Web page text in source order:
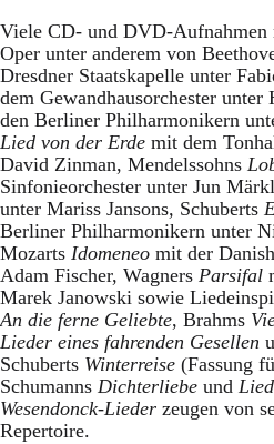
Viele CD- und DVD-
Oper unter anderem von
Dresdner Staatskapelle unter
dem Gewandhausorchester
den Berliner Philharmonikern
Lied von der Erde mit dem
David Zinman, Mendelssohns
Sinfonieorchester unter Jun
unter Mariss Jansons, Schuberts
Berliner Philharmonikern unter
Mozarts Idomeneo mit der
Adam Fischer, Wagners Parsifal
Marek Janowski sowie
An die ferne Geliebte, Brahms
Lieder eines fahrenden Gesellen
Schuberts Winterreise (Fassung
Schumanns Dichterliebe und
Wesendonck-Lieder zeugen von
Repertoire.